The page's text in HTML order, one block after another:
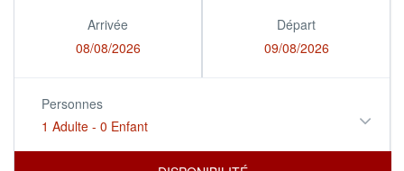
Arrivée
08/08/2026
Départ
09/08/2026
Personnes
1 Adulte - 0 Enfant